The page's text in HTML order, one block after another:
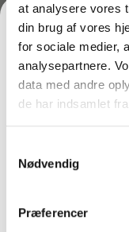
at analysere vores
din brug af vores
for sociale medier,
analysepartnere.
data med andre
de har indsamlet
Nødvendig
Præferencer
meter
1.999,20
FÅ 10%